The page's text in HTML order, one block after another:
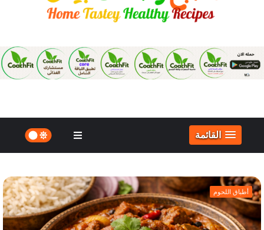
القائمة
أطباق اللحوم